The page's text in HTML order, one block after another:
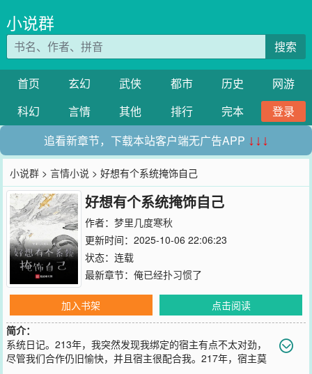
小说群
搜索
首页 玄幻 武侠 都市 历史
网游
科幻
言情 其他 排行 完本
登录
追看新章节，下载本站客户端无广告APP ↓↓↓
小说群 >言情小说 > 好想有个系统掩饰自己
好想有个系统掩饰自己
作者： 梦里几度寒秋
更新时间：2025-10-06 22:06:23
状态：连载
最新章节： 俺已经扑习惯了
加入书架
点击阅读
简介：
系统日记。213年，我突然发现我绑定的宿主有点不太对劲，
尽管我们合作仍旧愉快，并且宿主很配合我。217年，宿主莫